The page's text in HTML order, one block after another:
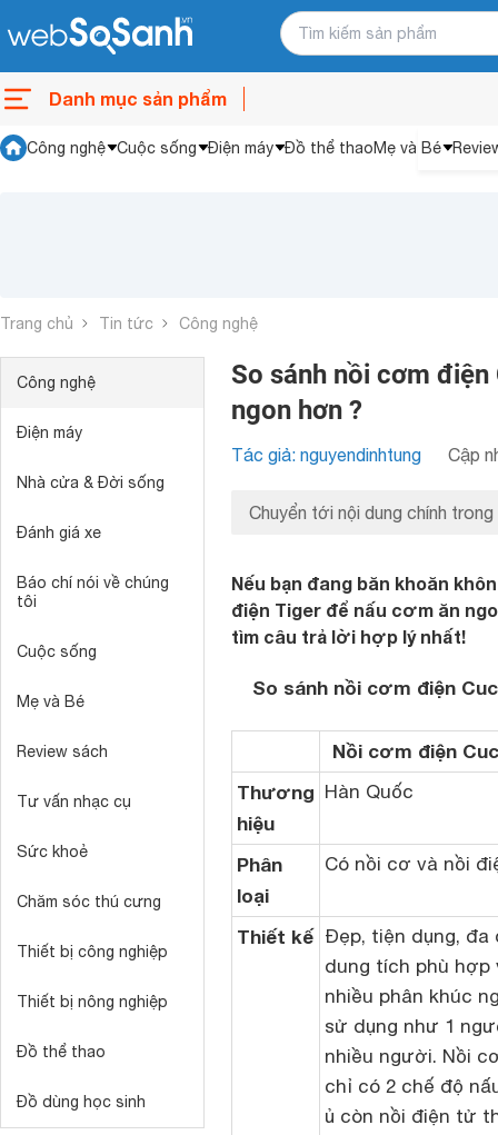
Danh mục sản phẩm
Công nghệ Cuộc sống Điện máy Đồ thể thaoMẹ và Bé
Trang chủ Tin tức Công nghệ
Công nghệ
Điện máy
Nhà cửa & Đời sống
Đánh giá xe
Báo chí nói về chúng
tôi
Cuộc sống
Mẹ và Bé
Review sách
Tư vấn nhạc cụ
Sức khoẻ
Chăm sóc thú cưng
Thiết bị công nghiệp
Thiết bị nông nghiệp
Đồ thể thao
Đồ dùng học sinh
So sánh nồi cơm
ngon hơn ?
Tác giả: nguyendinhtung Cập
Chuyển tới nội dung chính trong
Nếu bạn đang băn khoăn
điện Tiger để nấu cơm ăn
tìm câu trả lời hợp lý nhất!
So sánh nồi cơm điện
Nồi cơm điện
Thương
hiệu
Hàn Quốc
Phân
loại
Có nồi cơ và nồi
Thiết kế Đẹp, tiện dụng, đa
dung tích phù hợp
nhiều phân khúc
sử dụng như 1
nhiều người. Nồi
chỉ có 2 chế độ
ủ còn nồi điện tử